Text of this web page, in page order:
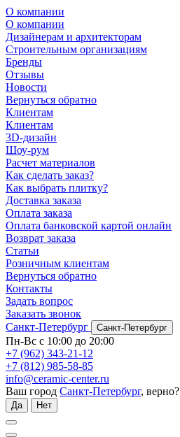
О компании
О компании
Дизайнерам и архитекторам
Строительным организациям
Бренды
Отзывы
Новости
Вернуться обратно
Клиентам
Клиентам
3D-дизайн
Шоу-рум
Расчет материалов
Как сделать заказ?
Как выбрать плитку?
Доставка заказа
Оплата заказа
Оплата банковской картой онлайн
Возврат заказа
Статьи
Розничным клиентам
Вернуться обратно
Контакты
Задать вопрос
Заказать звонок
Санкт-Петербург
Санкт-Петербург
Пн-Вс с 10:00 до 20:00
+7 (962) 343-21-12
+7 (812) 985-58-85
info@ceramic-center.ru
Ваш город Санкт-Петербург, верно?
Да Нет